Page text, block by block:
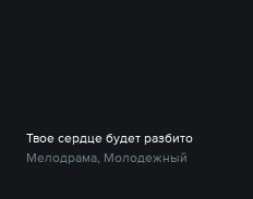
Твое сердце будет разбито
Мелодрама, Молодежный